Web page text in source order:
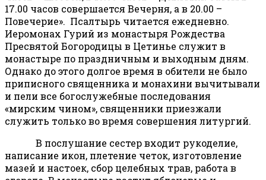
17.00 часов совершается Вечерня, а в 20.00 –
Повечерие». Псалтырь читается ежедневно.
Иеромонах Гурий из монастыря Рождества
Пресвятой Богородицы в Цетинье служит в
монастыре по праздничным и выходным дням.
Однако до этого долгое время в обители не было
приписного священника и монахини вычитывали
и пели все богослужебные последования
«мирским чином», священники приезжали
служить только во время совершения литургий.
В послушание сестер входит рукоделие,
написание икон, плетение четок, изготовление
мазей и настоек, сбор целебных трав, работа в